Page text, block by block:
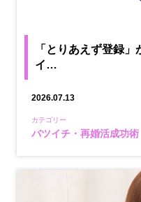
「とりあえず登録
イ…
2026.07.13
カテゴリー
バツイチ・再婚活成功術